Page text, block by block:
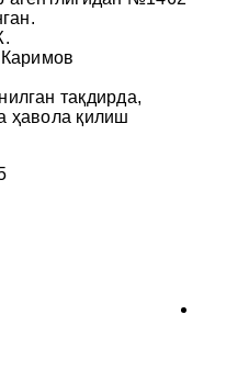
тақдирда,
ҳавола қилиш